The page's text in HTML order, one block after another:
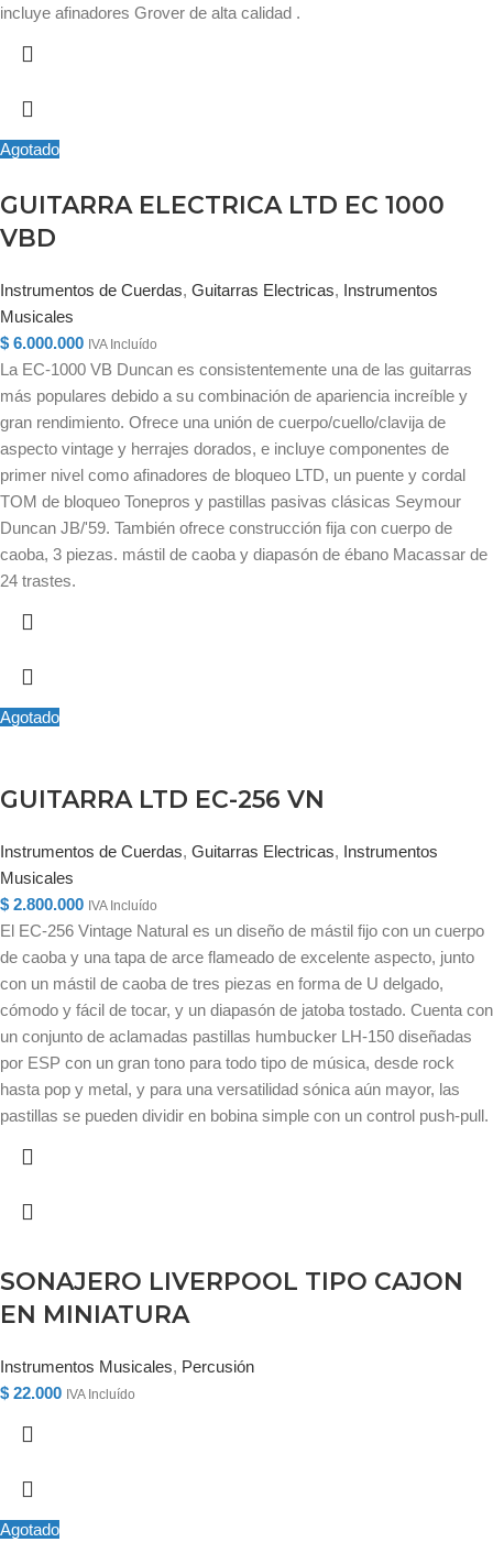
incluye afinadores Grover de alta calidad .
Agotado
GUITARRA ELECTRICA LTD EC 1000
VBD
Instrumentos de Cuerdas, Guitarras Electricas, Instrumentos
Musicales
$ 6.000.000 IVA Incluído
La EC-1000 VB Duncan es consistentemente una de las guitarras
más populares debido a su combinación de apariencia increíble y
gran rendimiento. Ofrece una unión de cuerpo/cuello/clavija de
aspecto vintage y herrajes dorados, e incluye componentes de
primer nivel como afinadores de bloqueo LTD, un puente y cordal
TOM de bloqueo Tonepros y pastillas pasivas clásicas Seymour
Duncan JB/'59. También ofrece construcción fija con cuerpo de
caoba, 3 piezas. mástil de caoba y diapasón de ébano Macassar de
24 trastes.
Agotado
GUITARRA LTD EC-256 VN
Instrumentos de Cuerdas, Guitarras Electricas, Instrumentos
Musicales
$ 2.800.000 IVA Incluído
El EC-256 Vintage Natural es un diseño de mástil fijo con un cuerpo
de caoba y una tapa de arce flameado de excelente aspecto, junto
con un mástil de caoba de tres piezas en forma de U delgado,
cómodo y fácil de tocar, y un diapasón de jatoba tostado. Cuenta con
un conjunto de aclamadas pastillas humbucker LH-150 diseñadas
por ESP con un gran tono para todo tipo de música, desde rock
hasta pop y metal, y para una versatilidad sónica aún mayor, las
pastillas se pueden dividir en bobina simple con un control push-pull.
SONAJERO LIVERPOOL TIPO CAJON
EN MINIATURA
Instrumentos Musicales, Percusión
$ 22.000 IVA Incluído
Agotado